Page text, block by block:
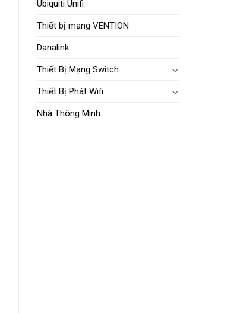
Ubiquiti Unifi
Thiết bị mạng VENTION
Danalink
Thiết Bị Mạng Switch
Thiết Bị Phát Wifi
Nhà Thông Minh